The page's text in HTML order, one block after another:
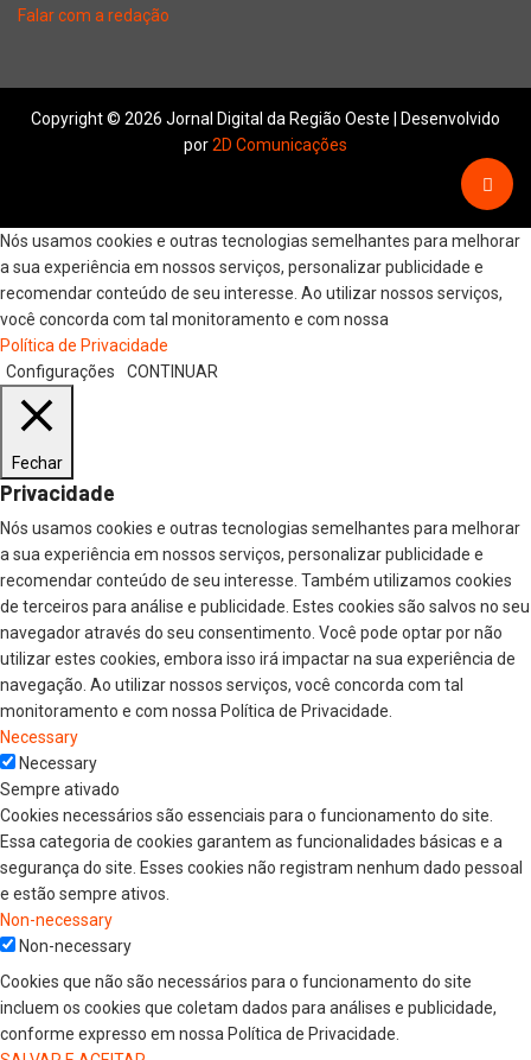
Falar com a redação
Copyright © 2026 Jornal Digital da Região Oeste | Desenvolvido
por2D Comunicações
Nós usamos cookies e outras tecnologias semelhantes para melhorar
a sua experiência em nossos serviços, personalizar publicidade e
recomendar conteúdo de seu interesse. Ao utilizar nossos serviços,
você concorda com tal monitoramento e com nossa
Política de Privacidade
Configurações
CONTINUAR
Fechar
Privacidade
Nós usamos cookies e outras tecnologias semelhantes para melhorar
a sua experiência em nossos serviços, personalizar publicidade e
recomendar conteúdo de seu interesse. Também utilizamos cookies
de terceiros para análise e publicidade. Estes cookies são salvos no seu
navegador através do seu consentimento. Você pode optar por não
utilizar estes cookies, embora isso irá impactar na sua experiência de
navegação. Ao utilizar nossos serviços, você concorda com tal
monitoramento e com nossa Política de Privacidade.
Necessary
Necessary
Sempre ativado
Cookies necessários são essenciais para o funcionamento do site.
Essa categoria de cookies garantem as funcionalidades básicas e a
segurança do site. Esses cookies não registram nenhum dado pessoal
e estão sempre ativos.
Non-necessary
Non-necessary
Cookies que não são necessários para o funcionamento do site
incluem os cookies que coletam dados para análises e publicidade,
conforme expresso em nossa Política de Privacidade.